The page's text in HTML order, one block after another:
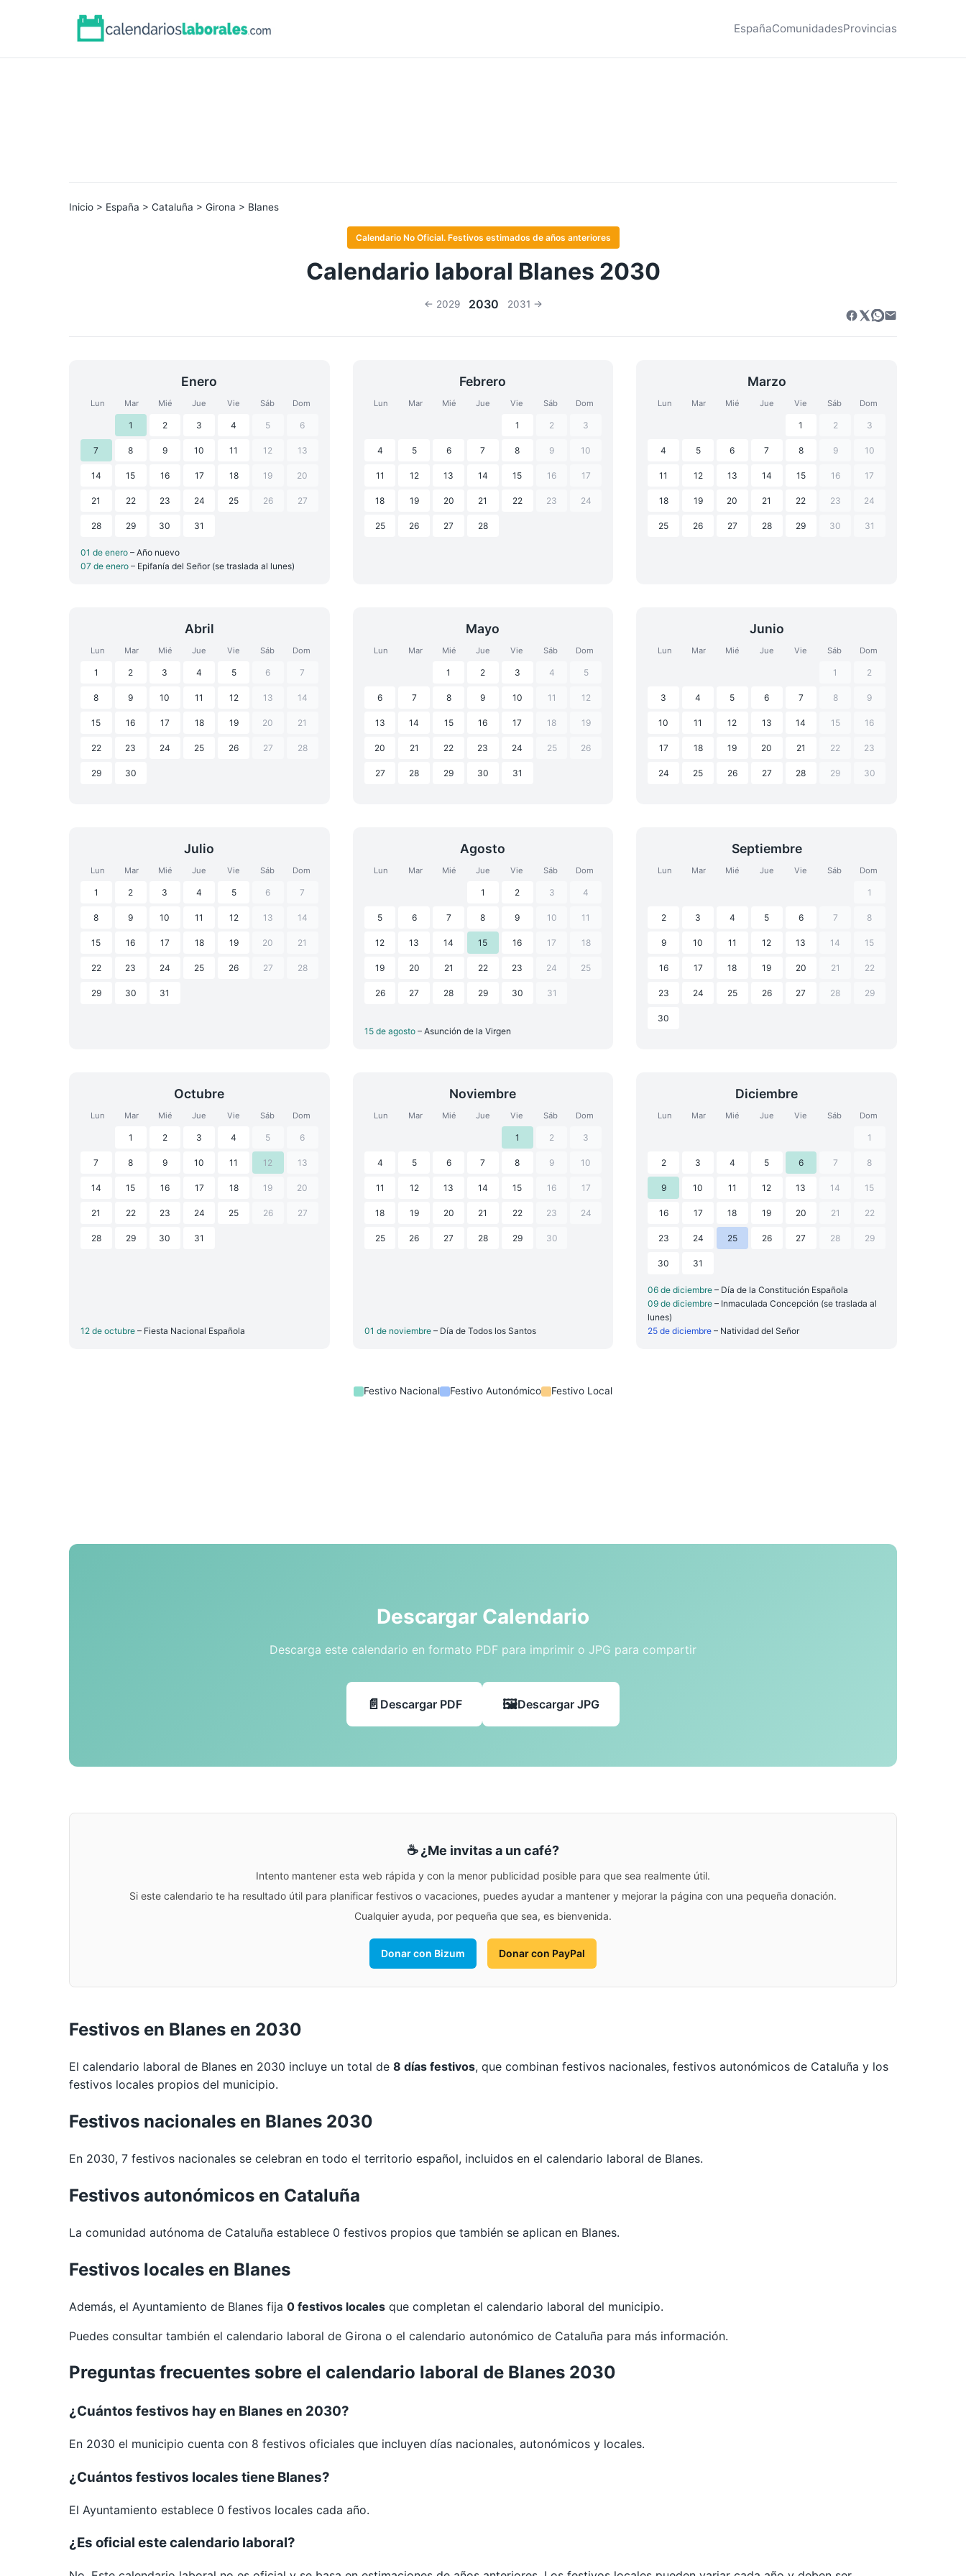
EspañaComunidadesProvincias
Inicio > España > Cataluña > Girona > Blanes
Calendario No Oficial. Festivos estimados de años anteriores
Calendario laboral Blanes 2030
← 2029 2030 2031 →
Enero
Lun Mar Mié Jue Vie Sáb Dom
1 2 3 4 5 6
7 8 9 10 11 12 13
14 15 16 17 18 19 20
21 22 23 24 25 26 27
28 29 30 31
01 de enero – Año nuevo
07 de enero – Epifanía del Señor (se traslada al lunes)
Febrero
Lun Mar Mié Jue Vie Sáb Dom
1 2 3
4 5 6 7 8 9 10
11 12 13 14 15 16 17
18 19 20 21 22 23 24
25 26 27 28
Marzo
Lun Mar Mié Jue Vie Sáb Dom
1 2 3
4 5 6 7 8 9 10
11 12 13 14 15 16 17
18 19 20 21 22 23 24
25 26 27 28 29 30 31
Abril
Lun Mar Mié Jue Vie Sáb Dom
1 2 3 4 5 6 7
8 9 10 11 12 13 14
15 16 17 18 19 20 21
22 23 24 25 26 27 28
29 30
Mayo
Lun Mar Mié Jue Vie Sáb Dom
1 2 3 4 5
6 7 8 9 10 11 12
13 14 15 16 17 18 19
20 21 22 23 24 25 26
27 28 29 30 31
Junio
Lun Mar Mié Jue Vie Sáb Dom
1 2
3 4 5 6 7 8 9
10 11 12 13 14 15 16
17 18 19 20 21 22 23
24 25 26 27 28 29 30
Julio
Lun Mar Mié Jue Vie Sáb Dom
1 2 3 4 5 6 7
8 9 10 11 12 13 14
15 16 17 18 19 20 21
22 23 24 25 26 27 28
29 30 31
Agosto
Lun Mar Mié Jue Vie Sáb Dom
1 2 3 4
5 6 7 8 9 10 11
12 13 14 15 16 17 18
19 20 21 22 23 24 25
26 27 28 29 30 31
15 de agosto – Asunción de la Virgen
Septiembre
Lun Mar Mié Jue Vie Sáb Dom
1
2 3 4 5 6 7 8
9 10 11 12 13 14 15
16 17 18 19 20 21 22
23 24 25 26 27 28 29
30
Octubre
Lun Mar Mié Jue Vie Sáb Dom
1 2 3 4 5 6
7 8 9 10 11 12 13
14 15 16 17 18 19 20
21 22 23 24 25 26 27
28 29 30 31
12 de octubre – Fiesta Nacional Española
Noviembre
Lun Mar Mié Jue Vie Sáb Dom
1 2 3
4 5 6 7 8 9 10
11 12 13 14 15 16 17
18 19 20 21 22 23 24
25 26 27 28 29 30
01 de noviembre – Día de Todos los Santos
Diciembre
Lun Mar Mié Jue Vie Sáb Dom
1
2 3 4 5 6 7 8
9 10 11 12 13 14 15
16 17 18 19 20 21 22
23 24 25 26 27 28 29
30 31
06 de diciembre– Día de la Constitución Española
09 de diciembre– Inmaculada Concepción (se traslada al
lunes)
25 de diciembre– Natividad del Señor
Festivo Nacional Festivo Autonómico Festivo Local
Descargar Calendario
Descarga este calendario en formato PDF para imprimir o JPG para compartir
Descargar PDF Descargar JPG
☕ ¿Me invitas a un café?
Intento mantener esta web rápida y con la menor publicidad posible para que sea realmente útil.
Si este calendario te ha resultado útil para planificar festivos o vacaciones, puedes ayudar a mantener y mejorar la página con una pequeña donación.
Cualquier ayuda, por pequeña que sea, es bienvenida.
Donar con Bizum Donar con PayPal
Festivos en Blanes en 2030
El calendario laboral de Blanes en 2030 incluye un total de 8 días festivos, que combinan festivos nacionales, festivos autonómicos de Cataluña y los
festivos locales propios del municipio.
Festivos nacionales en Blanes 2030
En 2030, 7 festivos nacionales se celebran en todo el territorio español, incluidos en el calendario laboral de Blanes.
Festivos autonómicos en Cataluña
La comunidad autónoma de Cataluña establece 0 festivos propios que también se aplican en Blanes.
Festivos locales en Blanes
Además, el Ayuntamiento de Blanes fija 0 festivos locales que completan el calendario laboral del municipio.
Puedes consultar también el calendario laboral de Girona o el calendario autonómico de Cataluña para más información.
Preguntas frecuentes sobre el calendario laboral de Blanes 2030
¿Cuántos festivos hay en Blanes en 2030?
En 2030 el municipio cuenta con 8 festivos oficiales que incluyen días nacionales, autonómicos y locales.
¿Cuántos festivos locales tiene Blanes?
El Ayuntamiento establece 0 festivos locales cada año.
¿Es oficial este calendario laboral?